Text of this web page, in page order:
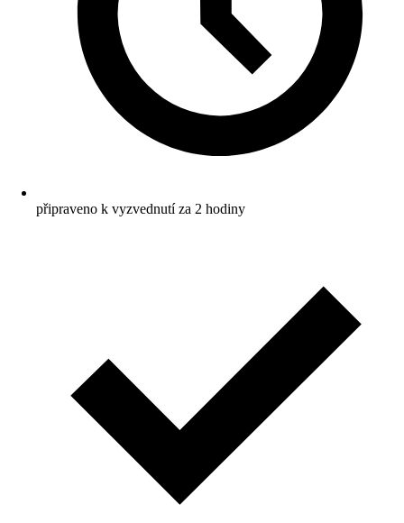
připraveno k vyzvednutí za 2 hodiny